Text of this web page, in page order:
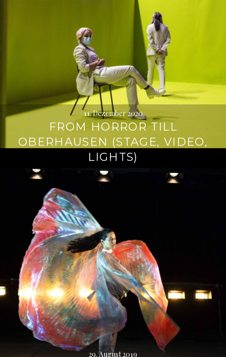
11. Dezember 2020
FROM HORROR TILL
OBERHAUSEN (STAGE, VIDEO,
LIGHTS)
29. August 2019